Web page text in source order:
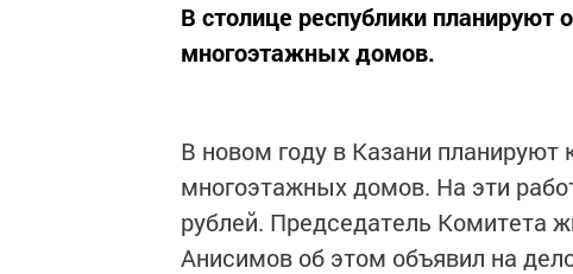
В столице республики планируют
многоэтажных домов.
В новом году в Казани планируют
многоэтажных домов. На эти
рублей. Председатель Комитета
Анисимов об этом объявил на